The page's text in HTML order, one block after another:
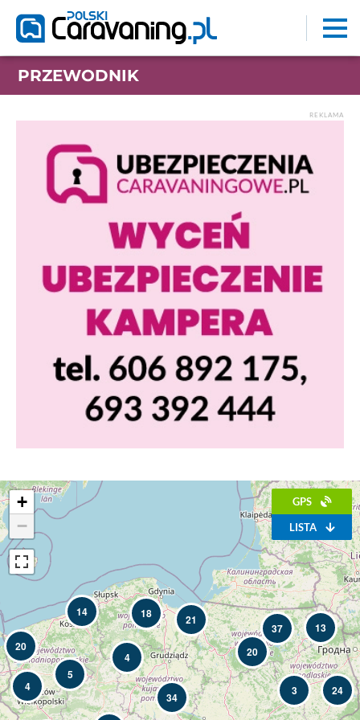
PRZEWODNIK
REKLAMA
4
3
4
5
34
18
20
37
21
13
14
20
24
+
−
GPS
LISTA